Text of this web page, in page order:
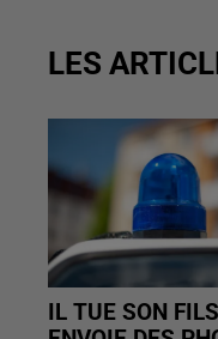
LES
IL TUE SON